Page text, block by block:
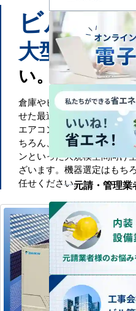
ビル 工場
大型施設も
い。
倉庫やビル・工場といった
せた最適な空調設備が必要
エアコンセンターACでは
ちろん、ビル用マルチエア
ンといった大規模空間向け
ざいます。機器選定はもち
任せください。元請・管理業